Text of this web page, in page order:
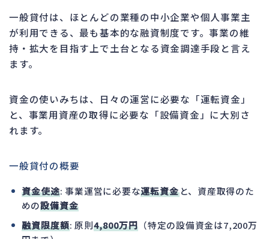
一般貸付は、ほとんどの業種の中小企業や個人事業主
が利用できる、最も基本的な融資制度です。事業の維
持・拡大を目指す上で土台となる資金調達手段と言え
ます。
資金の使いみちは、日々の運営に必要な「運転資金」
と、事業用資産の取得に必要な「設備資金」に大別さ
れます。
一般貸付の概要
資金使途: 事業運営に必要な運転資金と、資産取得のた
めの設備資金
融資限度額: 原則4,800万円（特定の設備資金は7,200万